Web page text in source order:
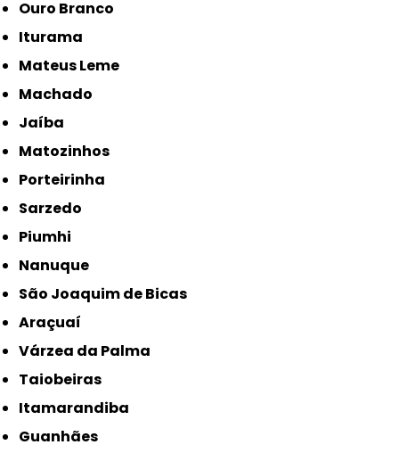
Ouro Branco
Iturama
Mateus Leme
Machado
Jaíba
Matozinhos
Porteirinha
Sarzedo
Piumhi
Nanuque
São Joaquim de Bicas
Araçuaí
Várzea da Palma
Taiobeiras
Itamarandiba
Guanhães